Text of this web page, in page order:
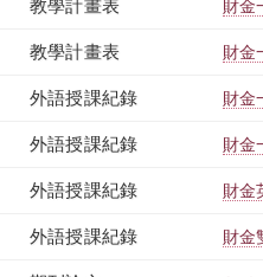
教學計畫表 財金
教學計畫表 財金
外語授課紀錄 財金
外語授課紀錄 財金
外語授課紀錄 財金
外語授課紀錄 財金